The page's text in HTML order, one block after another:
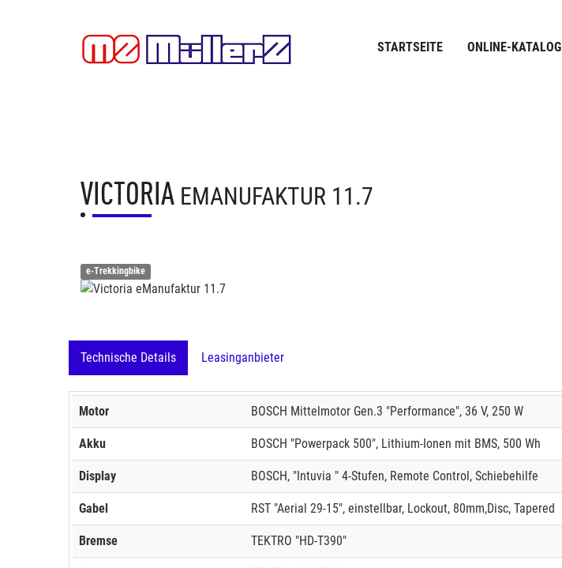
STARTSEITE ONLINE-KATALOG
VICTORIA EMANUFAKTUR 11.7
e-Trekkingbike
Technische Details Leasinganbieter
Motor BOSCH Mittelmotor Gen.3 "Performance", 36 V, 250 W
Akku BOSCH "Powerpack 500", Lithium-Ionen mit BMS, 500 Wh
Display BOSCH, "Intuvia " 4-Stufen, Remote Control, Schiebehilfe
Gabel RST "Aerial 29-15", einstellbar, Lockout, 80mm,Disc, Tapered
Bremse TEKTRO "HD-T390"